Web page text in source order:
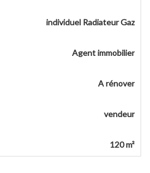
individuel Radiateur Gaz
Agent immobilier
A rénover
vendeur
120 m²